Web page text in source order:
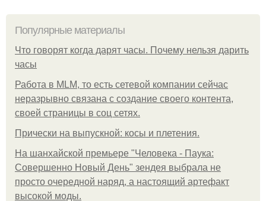
Популярные материалы
Что говорят когда дарят часы. Почему нельзя дарить
часы
Работа в MLM, то есть сетевой компании сейчас
неразрывно связана с создание своего контента,
своей страницы в соц сетях.
Прически на выпускной: косы и плетения.
На шанхайской премьере "Человека - Паука:
Совершенно Новый День" зендея выбрала не
просто очередной наряд, а настоящий артефакт
высокой моды.